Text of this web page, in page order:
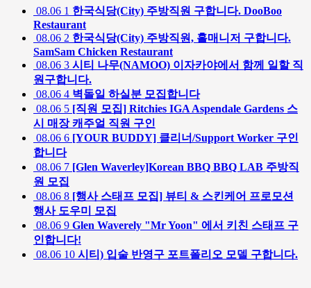
08.06 1 한국식당(City) 주방직원 구합니다. DooBoo
Restaurant
08.06 2 한국식당(City) 주방직원, 홀매니저 구합니다.
SamSam Chicken Restaurant
08.06 3 시티 나무(NAMOO) 이자카야에서 함께 일할 직
원구합니다.
08.06 4 벽돌일 하실분 모집합니다
08.06 5 [직원 모집] Ritchies IGA Aspendale Gardens 스
시 매장 캐주얼 직원 구인
08.06 6 [YOUR BUDDY] 클리너/Support Worker 구인
합니다
08.06 7 [Glen Waverley]Korean BBQ BBQ LAB 주방직
원 모집
08.06 8 [행사 스태프 모집] 뷰티 & 스킨케어 프로모션
행사 도우미 모집
08.06 9 Glen Waverely "Mr Yoon" 에서 키친 스태프 구
인합니다!
08.06 10 시티) 입술 반영구 포트폴리오 모델 구합니다.